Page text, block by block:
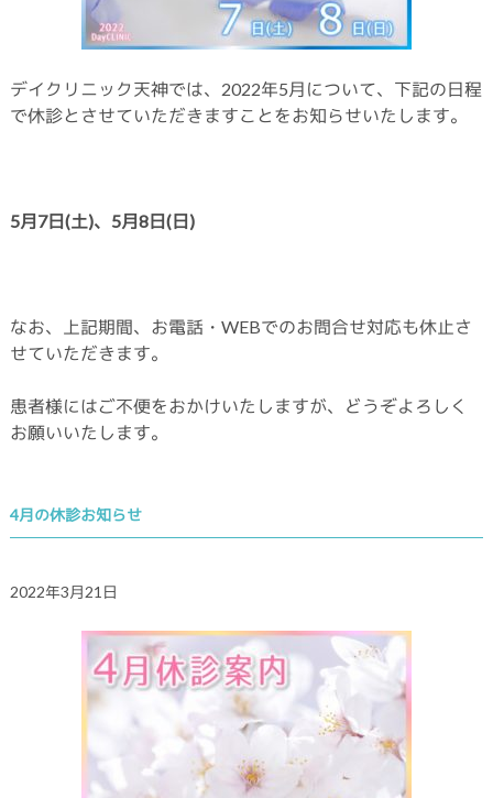
デイクリニック天神では、2022年5月について、下記の日程
で休診とさせていただきますことをお知らせいたします。
5月7日(土)、5月8日(日)
なお、上記期間、お電話・WEBでのお問合せ対応も休止さ
せていただきます。
患者様にはご不便をおかけいたしますが、どうぞよろしく
お願いいたします。
4月の休診お知らせ
2022年3月21日